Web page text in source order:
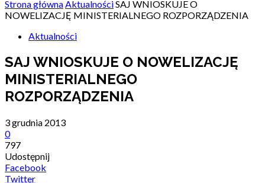
Strona głównaAktualnościSAJ WNIOSKUJE O
NOWELIZACJĘ MINISTERIALNEGO ROZPORZĄDZENIA
Aktualności
SAJ WNIOSKUJE O NOWELIZACJĘ
MINISTERIALNEGO
ROZPORZĄDZENIA
3 grudnia 2013
0
797
Udostępnij
Facebook
Twitter